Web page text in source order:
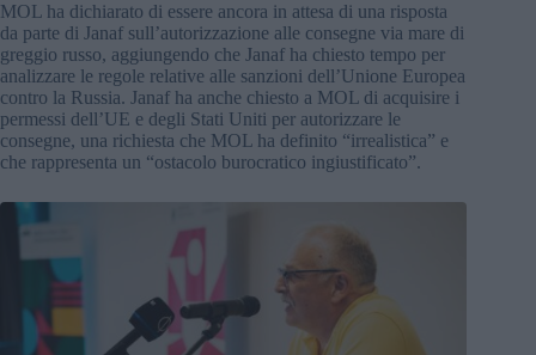
MOL ha dichiarato di essere ancora in attesa di una risposta
da parte di Janaf sull’autorizzazione alle consegne via mare di
greggio russo, aggiungendo che Janaf ha chiesto tempo per
analizzare le regole relative alle sanzioni dell’Unione Europea
contro la Russia. Janaf ha anche chiesto a MOL di acquisire i
permessi dell’UE e degli Stati Uniti per autorizzare le
consegne, una richiesta che MOL ha definito “irrealistica” e
che rappresenta un “ostacolo burocratico ingiustificato”.